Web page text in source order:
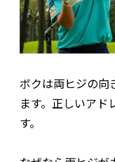
ボクは両ヒジの向
ます。正しいアド
す。